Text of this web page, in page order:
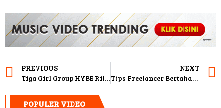
PREVIOUS
Tiga Girl Group HYBE Rilis Lagu Kolaborasi
NEXT
Tips Freelancer Bertahan di Tengah Ketidakpastian
POPULER VIDEO